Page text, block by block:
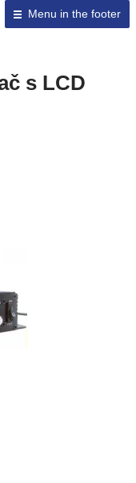
Menu in the footer
s LCD